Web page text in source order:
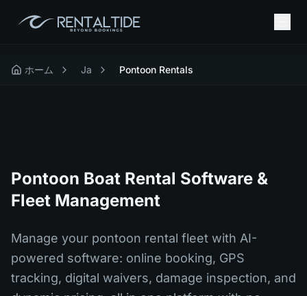
ホーム Ja Pontoon Rentals
Pontoon Boat Rental Software &
Fleet Management
Manage your pontoon rental fleet with AI-
powered software: online booking, GPS
tracking, digital waivers, damage inspection, and